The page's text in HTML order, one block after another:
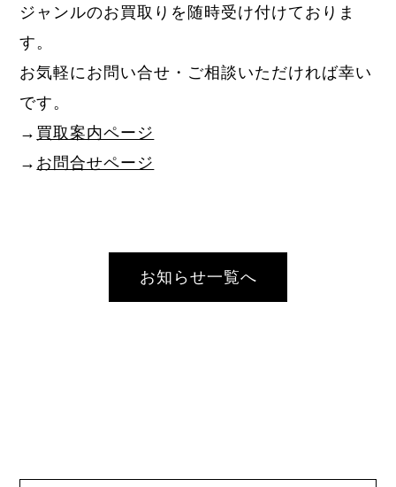
ジャンルのお買取りを随時受け付けておりま
す。
お気軽にお問い合せ・ご相談いただければ幸い
です。
→ 買取案内ページ
→ お問合せページ
お知らせ一覧へ